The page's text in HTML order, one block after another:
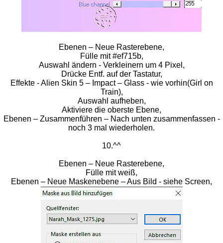
Ebenen – Neue Rasterebene,
Fülle mit #ef715b,
Auswahl ändern - Verkleinern um 4 Pixel,
Drücke Entf. auf der Tastatur,
Effekte - Alien Skin 5 – Impact – Glass - wie vorhin(Girl on
Train),
Auswahl aufheben,
Aktiviere die oberste Ebene,
Ebenen – Zusammenführen – Nach unten zusammenfassen -
noch 3 mal wiederholen.
10.^^
Ebenen – Neue Rasterebene,
Fülle mit weiß,
Ebenen – Neue Maskenebene – Aus Bild - siehe Screen,